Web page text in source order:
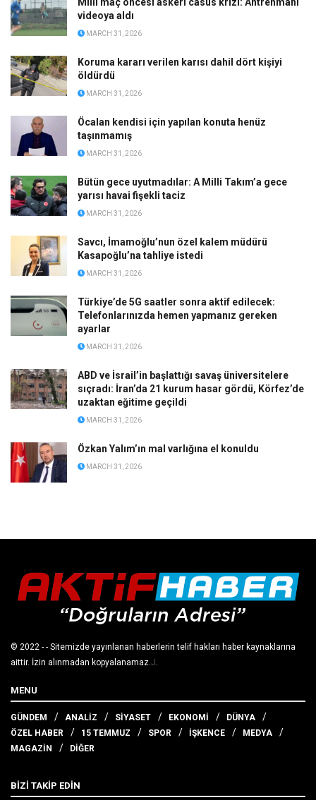
videoya aldı
MARCH 31, 2026
Koruma kararı verilen karısı dahil dört kişiyi
öldürdü
MARCH 31, 2026
Öcalan kendisi için yapılan konuta henüz
taşınmamış
MARCH 31, 2026
Bütün gece uyutmadılar: A Milli Takım’a gece
yarısı havai fişekli taciz
MARCH 31, 2026
Savcı, İmamoğlu’nun özel kalem müdürü
Kasapoğlu’na tahliye istedi
MARCH 31, 2026
Türkiye’de 5G saatler sonra aktif edilecek:
Telefonlarınızda hemen yapmanız gereken
ayarlar
MARCH 31, 2026
ABD ve İsrail’in başlattığı savaş üniversitelere
sıçradı: İran’da 21 kurum hasar gördü, Körfez’de
uzaktan eğitime geçildi
MARCH 31, 2026
Özkan Yalım’ın mal varlığına el konuldu
MARCH 31, 2026
© 2022 - - Sitemizde yayınlanan haberlerin telif hakları haber kaynaklarına
aittir. İzin alınmadan kopyalanamaz. J
MENU
GÜNDEM ANALİZ SİYASET EKONOMİ
DÜNYA
ÖZEL HABER
15 TEMMUZ SPOR İŞKENCE
MEDYA
MAGAZİN
DİĞER
BİZİ TAKİP EDİN